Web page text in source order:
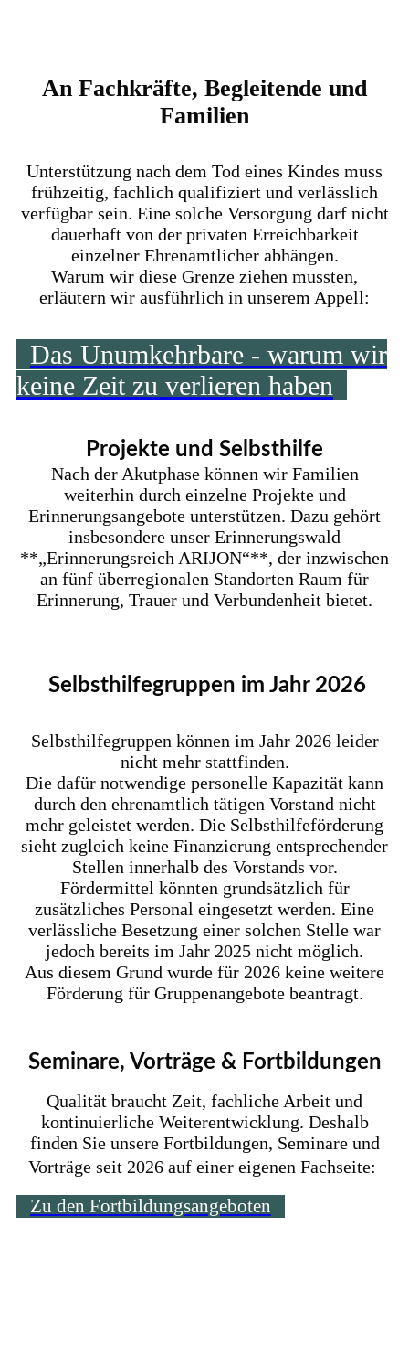
An Fachkräfte, Begleitende und
Familien
Unterstützung nach dem Tod eines Kindes muss
frühzeitig, fachlich qualifiziert und verlässlich
verfügbar sein. Eine solche Versorgung darf nicht
dauerhaft von der privaten Erreichbarkeit
einzelner Ehrenamtlicher abhängen.
Warum wir diese Grenze ziehen mussten,
erläutern wir ausführlich in unserem Appell:
Das Unumkehrbare - warum wir
keine Zeit zu verlieren haben
Projekte und Selbsthilfe
Nach der Akutphase können wir Familien
weiterhin durch einzelne Projekte und
Erinnerungsangebote unterstützen. Dazu gehört
insbesondere unser Erinnerungswald
**„Erinnerungsreich ARIJON“**, der inzwischen
an fünf überregionalen Standorten Raum für
Erinnerung, Trauer und Verbundenheit bietet.
Selbsthilfegruppen im Jahr 2026
Selbsthilfegruppen können im Jahr 2026 leider
nicht mehr stattfinden.
Die dafür notwendige personelle Kapazität kann
durch den ehrenamtlich tätigen Vorstand nicht
mehr geleistet werden. Die Selbsthilfeförderung
sieht zugleich keine Finanzierung entsprechender
Stellen innerhalb des Vorstands vor.
Fördermittel könnten grundsätzlich für
zusätzliches Personal eingesetzt werden. Eine
verlässliche Besetzung einer solchen Stelle war
jedoch bereits im Jahr 2025 nicht möglich.
Aus diesem Grund wurde für 2026 keine weitere
Förderung für Gruppenangebote beantragt.
Seminare, Vorträge & Fortbildungen
Qualität braucht Zeit, fachliche Arbeit und
kontinuierliche Weiterentwicklung. Deshalb
finden Sie unsere Fortbildungen, Seminare und
Vorträge seit 2026 auf einer eigenen Fachseite:
Zu den Fortbildungsangeboten